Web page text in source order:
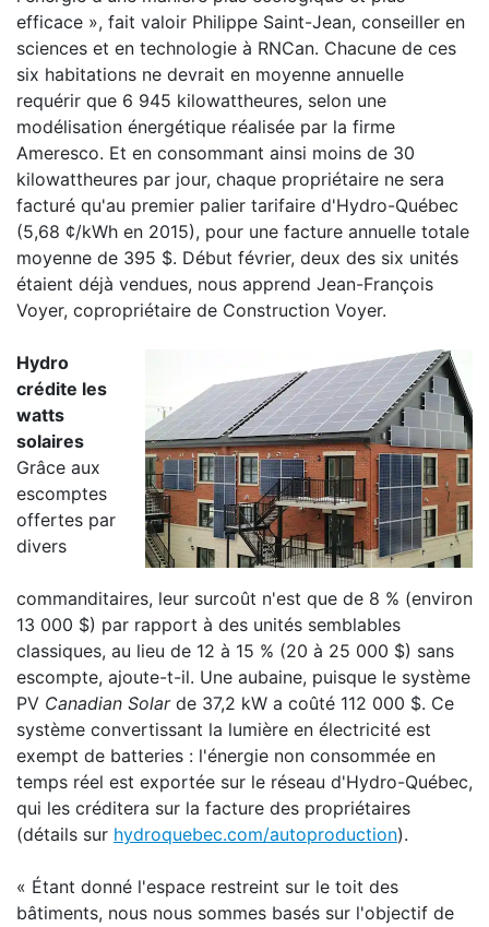
efficace », fait valoir Philippe Saint-Jean, conseiller en
sciences et en technologie à RNCan. Chacune de ces
six habitations ne devrait en moyenne annuelle
requérir que 6 945 kilowattheures, selon une
modélisation énergétique réalisée par la firme
Ameresco. Et en consommant ainsi moins de 30
kilowattheures par jour, chaque propriétaire ne sera
facturé qu'au premier palier tarifaire d'Hydro-Québec
(5,68 ¢/kWh en 2015), pour une facture annuelle totale
moyenne de 395 $. Début février, deux des six unités
étaient déjà vendues, nous apprend Jean-François
Voyer, copropriétaire de Construction Voyer.
Hydro
crédite les
watts
solaires
Grâce aux
escomptes
offertes par
divers
commanditaires, leur surcoût n'est que de 8 % (environ
13 000 $) par rapport à des unités semblables
classiques, au lieu de 12 à 15 % (20 à 25 000 $) sans
escompte, ajoute-t-il. Une aubaine, puisque le système
PV Canadian Solarde 37,2 kW a coûté 112 000 $. Ce
système convertissant la lumière en électricité est
exempt de batteries : l'énergie non consommée en
temps réel est exportée sur le réseau d'Hydro-Québec,
qui les créditera sur la facture des propriétaires
(détails sur hydroquebec.com/autoproduction).
« Étant donné l'espace restreint sur le toit des
bâtiments, nous nous sommes basés sur l'objectif de